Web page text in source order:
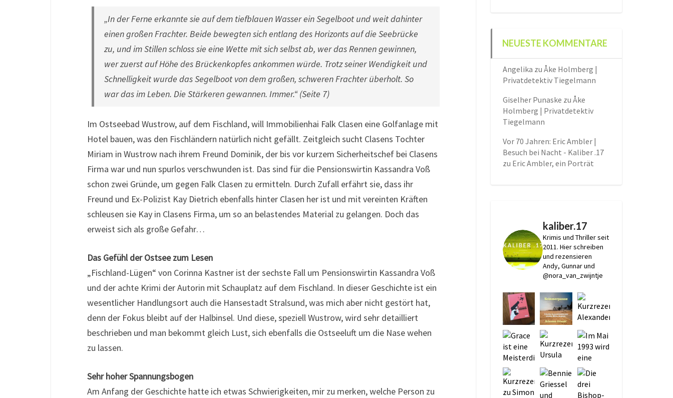
„In der Ferne erkannte sie auf dem tiefblauen Wasser ein Segelboot und weit dahinter
einen großen Frachter. Beide bewegten sich entlang des Horizonts auf die Seebrücke
zu, und im Stillen schloss sie eine Wette mit sich selbst ab, wer das Rennen gewinnen,
wer zuerst auf Höhe des Brückenkopfes ankommen würde. Trotz seiner Wendigkeit und
Schnelligkeit wurde das Segelboot von dem großen, schweren Frachter überholt. So
war das im Leben. Die Stärkeren gewannen. Immer.“ (Seite 7)
Im Ostseebad Wustrow, auf dem Fischland, will Immobilienhai Falk Clasen eine Golfanlage mit
Hotel bauen, was den Fischländern natürlich nicht gefällt. Zeitgleich sucht Clasens Tochter
Miriam in Wustrow nach ihrem Freund Dominik, der bis vor kurzem Sicherheitschef bei Clasens
Firma war und nun spurlos verschwunden ist. Das sind für die Pensionswirtin Kassandra Voß
schon zwei Gründe, um gegen Falk Clasen zu ermitteln. Durch Zufall erfährt sie, dass ihr
Freund und Ex-Polizist Kay Dietrich ebenfalls hinter Clasen her ist und mit vereinten Kräften
schleusen sie Kay in Clasens Firma, um so an belastendes Material zu gelangen. Doch das
erweist sich als große Gefahr…
Das Gefühl der Ostsee zum Lesen
„Fischland-Lügen“ von Corinna Kastner ist der sechste Fall um Pensionswirtin Kassandra Voß
und der achte Krimi der Autorin mit Schauplatz auf dem Fischland. In dieser Geschichte ist ein
wesentlicher Handlungsort auch die Hansestadt Stralsund, was mich aber nicht gestört hat,
denn der Fokus bleibt auf der Halbinsel. Und diese, speziell Wustrow, wird sehr detailliert
beschrieben und man bekommt gleich Lust, sich ebenfalls die Ostseeluft um die Nase wehen
zu lassen.
Sehr hoher Spannungsbogen
Am Anfang der Geschichte hatte ich etwas Schwierigkeiten, mir zu merken, welche Person zu
NEUESTE KOMMENTARE
Angelika zu Åke Holmberg |
Privatdetektiv Tiegelmann
Giselher Punaske zu Åke
Holmberg | Privatdetektiv
Tiegelmann
Vor 70 Jahren: Eric Ambler |
Besuch bei Nacht - Kaliber .17
zu Eric Ambler, ein Porträt
kaliber.17
Krimis und Thriller seit
2011. Hier schreiben
und rezensieren
Andy, Gunnar und
@nora_van_zwijntje